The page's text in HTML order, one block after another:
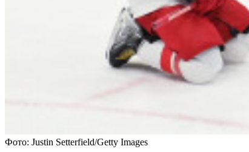
Фото: Justin Setterfield/Getty Images